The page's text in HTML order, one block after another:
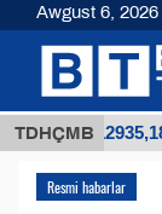
TDHÇMB
$12935,18
Resmi habarlar
Awgust 6, 2026